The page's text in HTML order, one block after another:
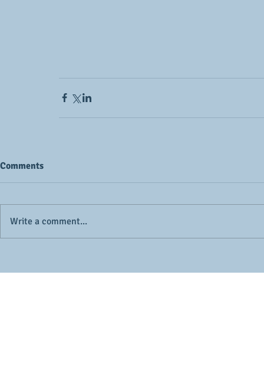
Comments
Write a comment...